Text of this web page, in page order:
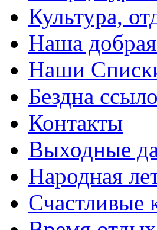
Культура,
Наша
Наши
Бездна
Контакты
Выходные
Народная
Счастливые